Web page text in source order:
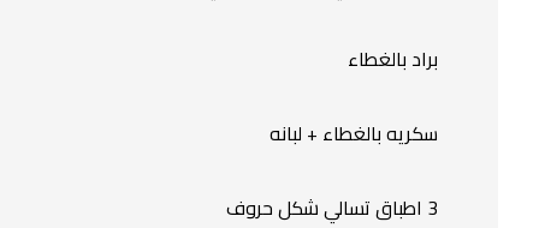
براد بالغطاء
سكريه بالغطاء + لبانه
3 اطباق تسالي شكل حروف